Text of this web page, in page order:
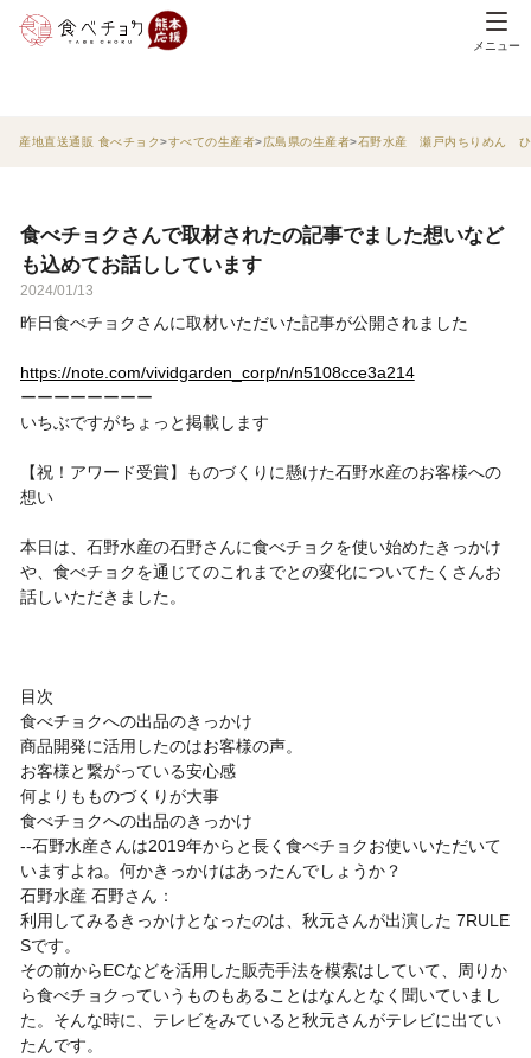
メニュー
産地直送通販 食べチョク すべての生産者 広島県の生産者 石野水産 瀬戸内ちりめん
食べチョクさんで取材されたの記事でました想いなど
も込めてお話ししています
2024/01/13
昨日食べチョクさんに取材いただいた記事が公開されました
https://note.com/vividgarden_corp/n/n5108cce3a214
ーーーーーーーー
いちぶですがちょっと掲載します
【祝！アワード受賞】ものづくりに懸けた石野水産のお客様への
想い
本日は、石野水産の石野さんに食べチョクを使い始めたきっかけ
や、食べチョクを通じてのこれまでとの変化についてたくさんお
話しいただきました。
目次
食べチョクへの出品のきっかけ
商品開発に活用したのはお客様の声。
お客様と繋がっている安心感
何よりもものづくりが大事
食べチョクへの出品のきっかけ
--石野水産さんは2019年からと長く食べチョクお使いいただいて
いますよね。何かきっかけはあったんでしょうか？
石野水産 石野さん：
利用してみるきっかけとなったのは、秋元さんが出演した 7RULE
Sです。
その前からECなどを活用した販売手法を模索はしていて、周りか
ら食べチョクっていうものもあることはなんとなく聞いていまし
た。そんな時に、テレビをみていると秋元さんがテレビに出てい
たんです。